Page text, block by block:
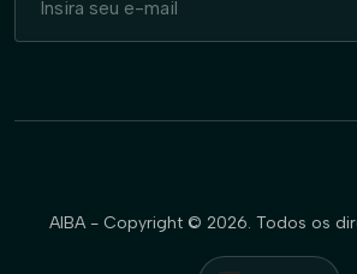
AIBA - Copyright © 2026. Todos os